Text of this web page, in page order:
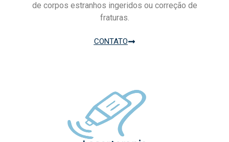
de corpos estranhos ingeridos ou correção de
fraturas.
CONTATO